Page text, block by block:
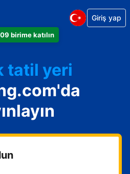
birime katılın
Giriş yap
tatil yeri
tesisinizi